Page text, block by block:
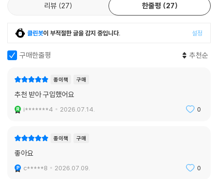
전쟁이라는 극한 상황 속에서 여성들이 겪는 고난과 저항
이 작품은 전쟁의 영웅을 남성 중심으로 그리던 기존의 역사 서술에서 벗
어나, 역사의 뒤안길에 숨겨져 있던 여성들이 감당해야 했던 고통과 그 속
에서 피어난 강인함을 조명한다. 여성들이 단지 생존자가 아닌, 저항자이
운다. 누구의 아내이자 딸로, 어머니로서의 역할뿐 아니라 독립적이고 주
체적인 한 인간으로서의 여성을 당당하게 보여주고 있다.
할지, 어떤 사랑을 할지, 인생의 새로운 도전과 모험을 꿈꾸고 있는 사람이
라면 누구나 이 책을 통해 다시 한번 자신을 돌아보고 인생에 대해 진지하
게 생각해 볼 수 있는 계기를 만들어 주고 열정을 불러일으켜 줄 것이다.
리뷰 27 한줄평 27
클린봇이 부적절한 글을 감지 중입니다. 설정
구매한줄평 추천순
종이책 구매
추천 받아 구입했어요
i*******4 2026.07.14. 0
종이책 구매
좋아요
c*****8 2026.07.09. 0